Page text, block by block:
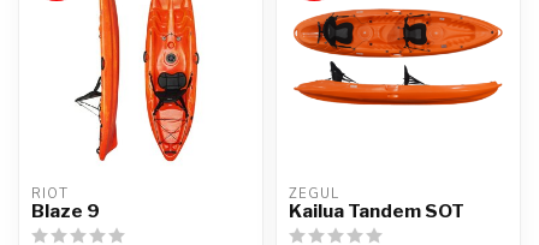
RIOT
Blaze 9
ZEGUL
Kailua Tandem SOT